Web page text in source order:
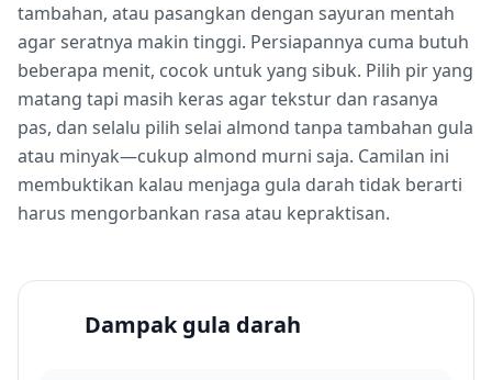
tambahan, atau pasangkan dengan sayuran mentah
agar seratnya makin tinggi. Persiapannya cuma butuh
beberapa menit, cocok untuk yang sibuk. Pilih pir yang
matang tapi masih keras agar tekstur dan rasanya
pas, dan selalu pilih selai almond tanpa tambahan gula
atau minyak—cukup almond murni saja. Camilan ini
membuktikan kalau menjaga gula darah tidak berarti
harus mengorbankan rasa atau kepraktisan.
Dampak gula darah